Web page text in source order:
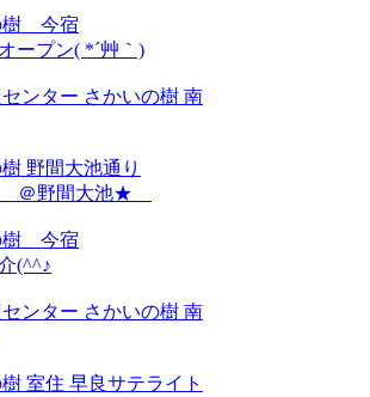
樹 今宿
ープン( *´艸｀)
センター さかいの樹 南
野間大池通り
＠野間大池★
樹 今宿
(^^♪
センター さかいの樹 南
室住 早良サテライト